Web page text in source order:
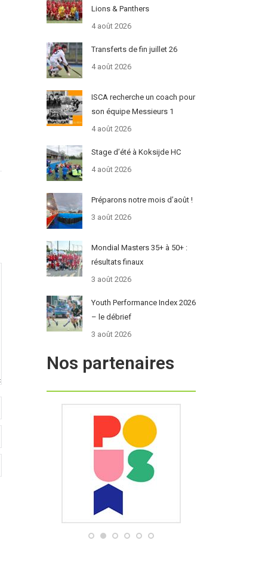
Lions & Panthers
4 août 2026
Transferts de fin juillet 26
4 août 2026
ISCA recherche un coach pour
son équipe Messieurs 1
4 août 2026
Stage d’été à Koksijde HC
4 août 2026
Préparons notre mois d’août !
3 août 2026
Mondial Masters 35+ à 50+ :
résultats finaux
3 août 2026
Youth Performance Index 2026
– le débrief
3 août 2026
Nos partenaires